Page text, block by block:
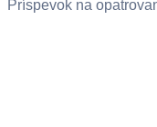
Príspevok na